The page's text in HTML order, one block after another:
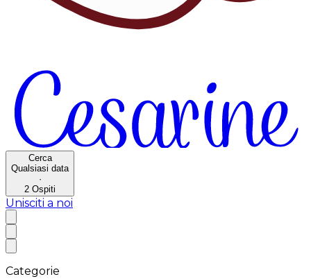
Cerca
Qualsiasi data
·
2 Ospiti
Unisciti a noi
Categorie